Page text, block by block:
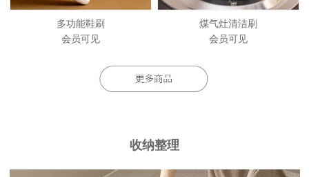
多功能鞋刷
会员可见
煤气灶清洁刷
会员可见
收纳整理